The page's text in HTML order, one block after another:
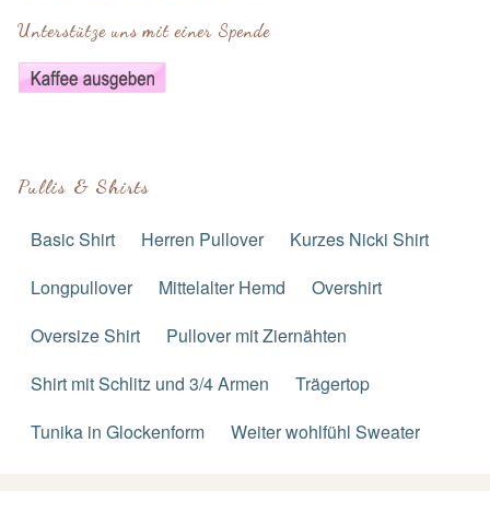
Unterstütze uns mit einer Spende
Pullis & Shirts
Basic Shirt Herren Pullover
Kurzes Nicki Shirt
Longpullover
Mittelalter Hemd
Overshirt
Oversize Shirt
Pullover mit Ziernähten
Shirt mit Schlitz und 3/4 Armen
Trägertop
Tunika in Glockenform
Weiter wohlfühl Sweater